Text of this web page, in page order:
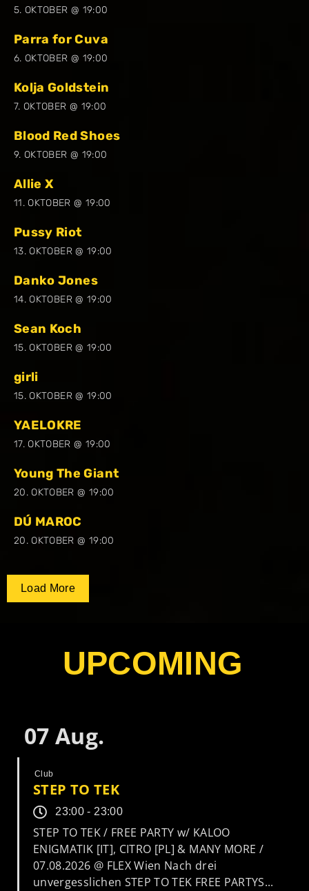
5. OKTOBER @ 19:00
Parra for Cuva
6. OKTOBER @ 19:00
Kolja Goldstein
7. OKTOBER @ 19:00
Blood Red Shoes
9. OKTOBER @ 19:00
Allie X
11. OKTOBER @ 19:00
Pussy Riot
13. OKTOBER @ 19:00
Danko Jones
14. OKTOBER @ 19:00
Sean Koch
15. OKTOBER @ 19:00
girli
15. OKTOBER @ 19:00
YAELOKRE
17. OKTOBER @ 19:00
Young The Giant
20. OKTOBER @ 19:00
DÚ MAROC
20. OKTOBER @ 19:00
Load More
UPCOMING
07 Aug.
Club
STEP TO TEK
23:00 - 23:00
STEP TO TEK / FREE PARTY w/ KALOO
ENIGMATIK [IT], CITRO [PL] & MANY MORE /
07.08.2026 @ FLEX Wien Nach drei
unvergesslichen STEP TO TEK FREE PARTYS...